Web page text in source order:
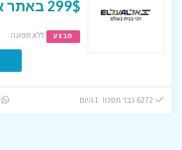
299$ באתר אלעל !
מבצע ללא תפוגה